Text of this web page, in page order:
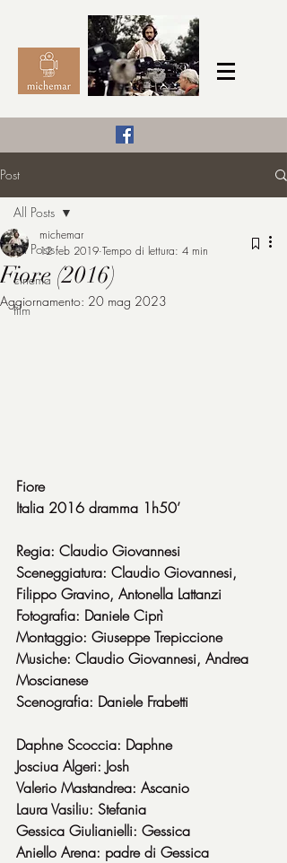
michemar
Post
All Posts
cinema
film
All Posts
Fiore (2016)
michemar
12 feb 2019 Tempo di lettura: 4 min
Aggiornamento: 20 mag 2023
Fiore
Italia 2016 dramma 1h50’
Regia: Claudio Giovannesi
Sceneggiatura: Claudio Giovannesi,
Filippo Gravino, Antonella Lattanzi
Fotografia: Daniele Ciprì
Montaggio: Giuseppe Trepiccione
Musiche: Claudio Giovannesi, Andrea
Moscianese
Scenografia: Daniele Frabetti
Daphne Scoccia: Daphne
Josciua Algeri: Josh
Valerio Mastandrea: Ascanio
Laura Vasiliu: Stefania
Gessica Giulianielli: Gessica
Aniello Arena: padre di Gessica